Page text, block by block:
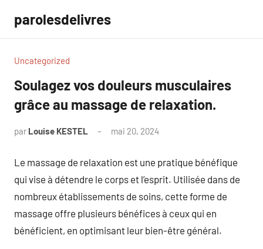
contenu
parolesdelivres
Uncategorized
Soulagez vos douleurs musculaires
grâce au massage de relaxation.
par Louise KESTEL mai 20, 2024
Le massage de relaxation est une pratique bénéfique
qui vise à détendre le corps et l’esprit. Utilisée dans de
nombreux établissements de soins, cette forme de
massage offre plusieurs bénéfices à ceux qui en
bénéficient, en optimisant leur bien-être général.